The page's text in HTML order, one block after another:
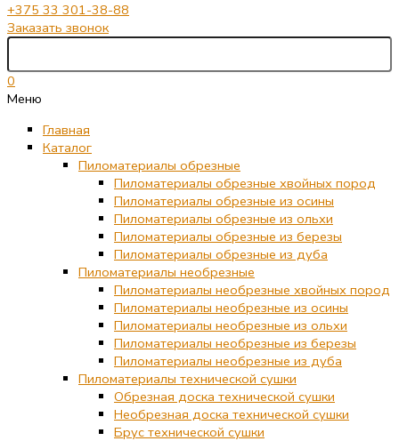
+375 33 301-38-88
Заказать звонок
0
Меню
Главная
Каталог
Пиломатериалы обрезные
Пиломатериалы обрезные хвойных пород
Пиломатериалы обрезные из осины
Пиломатериалы обрезные из ольхи
Пиломатериалы обрезные из березы
Пиломатериалы обрезные из дуба
Пиломатериалы необрезные
Пиломатериалы необрезные хвойных пород
Пиломатериалы необрезные из осины
Пиломатериалы необрезные из ольхи
Пиломатериалы необрезные из березы
Пиломатериалы необрезные из дуба
Пиломатериалы технической сушки
Обрезная доска технической сушки
Необрезная доска технической сушки
Брус технической сушки